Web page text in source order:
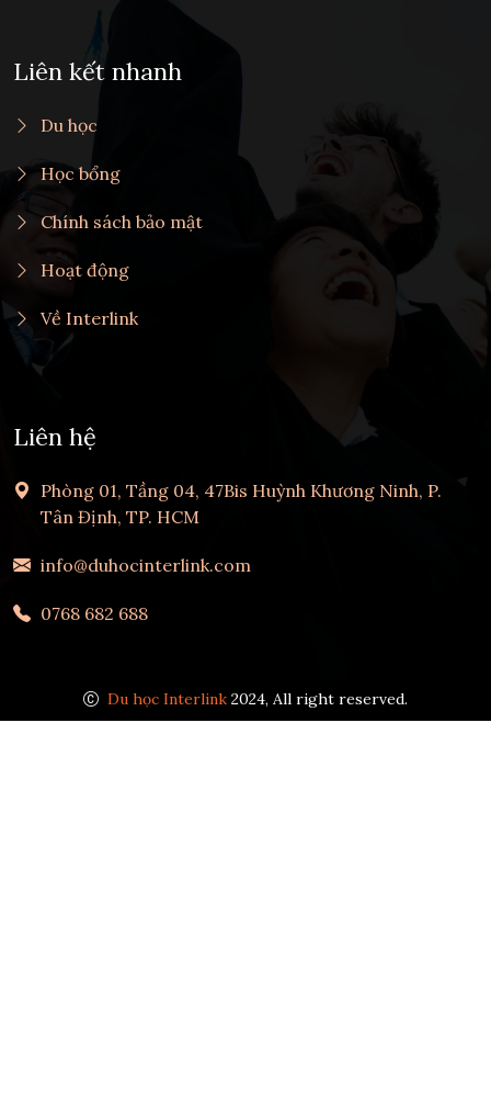
Liên kết nhanh
Du học
Học bổng
Chính sách bảo mật
Hoạt động
Về Interlink
Liên hệ
Phòng 01, Tầng 04, 47Bis Huỳnh Khương Ninh, P.
Tân Định, TP. HCM
info@duhocinterlink.com
0768 682 688
Du học Interlink 2024, All right reserved.